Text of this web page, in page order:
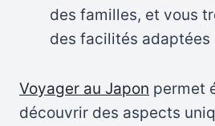
des familles, et vous
des facilités adaptées
Voyager au Japon permet
découvrir des aspects